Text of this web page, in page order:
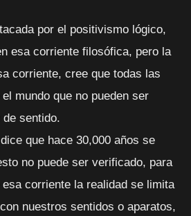
por el positivismo lógico,
esa corriente filosófica, pero la
corriente, cree que todas las
mundo que no pueden ser
sentido.
que hace 30,000 años se
no puede ser verificado, para
corriente la realidad se limita
nuestros sentidos o aparatos,